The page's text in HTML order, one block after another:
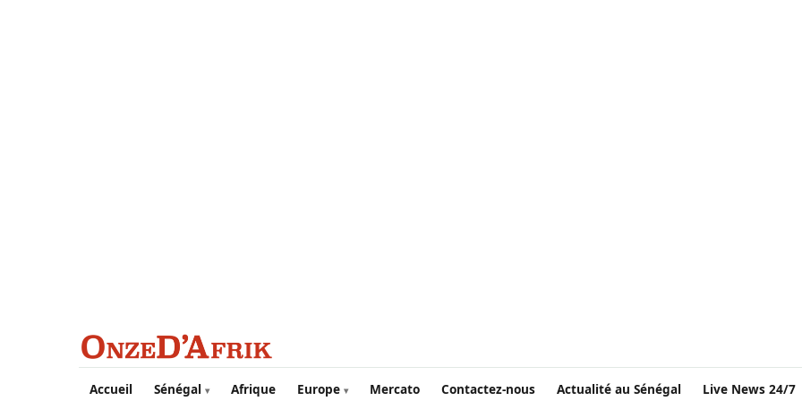
Aller au contenu principal
Accueil Sénégal Afrique Europe Mercato Contactez-nous Actualité au Sénégal Live News 24/7